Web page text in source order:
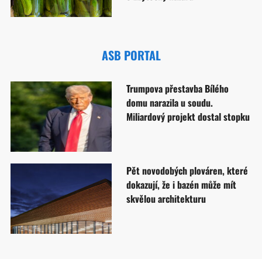
ASB PORTAL
Trumpova přestavba Bílého
domu narazila u soudu.
Miliardový projekt dostal stopku
Pět novodobých plováren, které
dokazují, že i bazén může mít
skvělou architekturu